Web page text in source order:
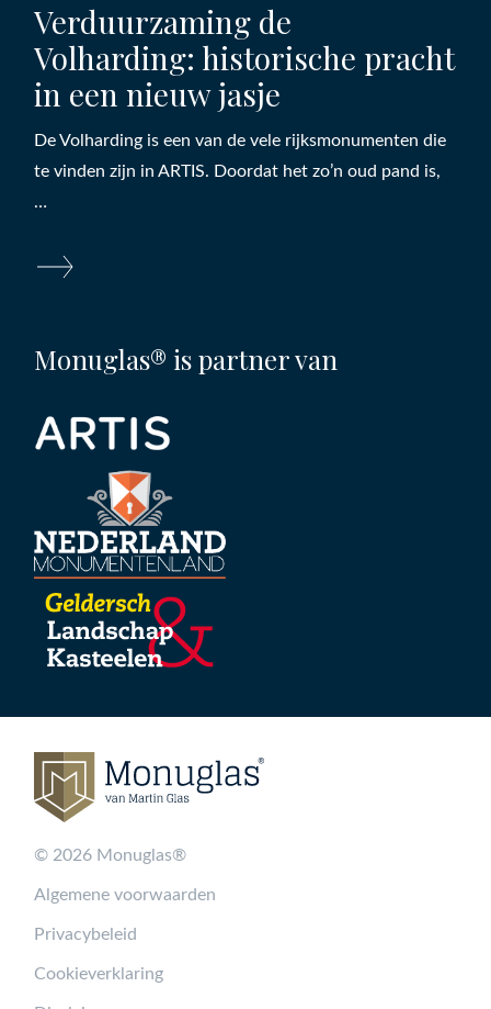
Verduurzaming de
Volharding: historische pracht
in een nieuw jasje
De Volharding is een van de vele rijksmonumenten die
te vinden zijn in ARTIS. Doordat het zo’n oud pand is,
…
Monuglas® is partner van
© 2026 Monuglas®
Algemene voorwaarden
Privacybeleid
Cookieverklaring